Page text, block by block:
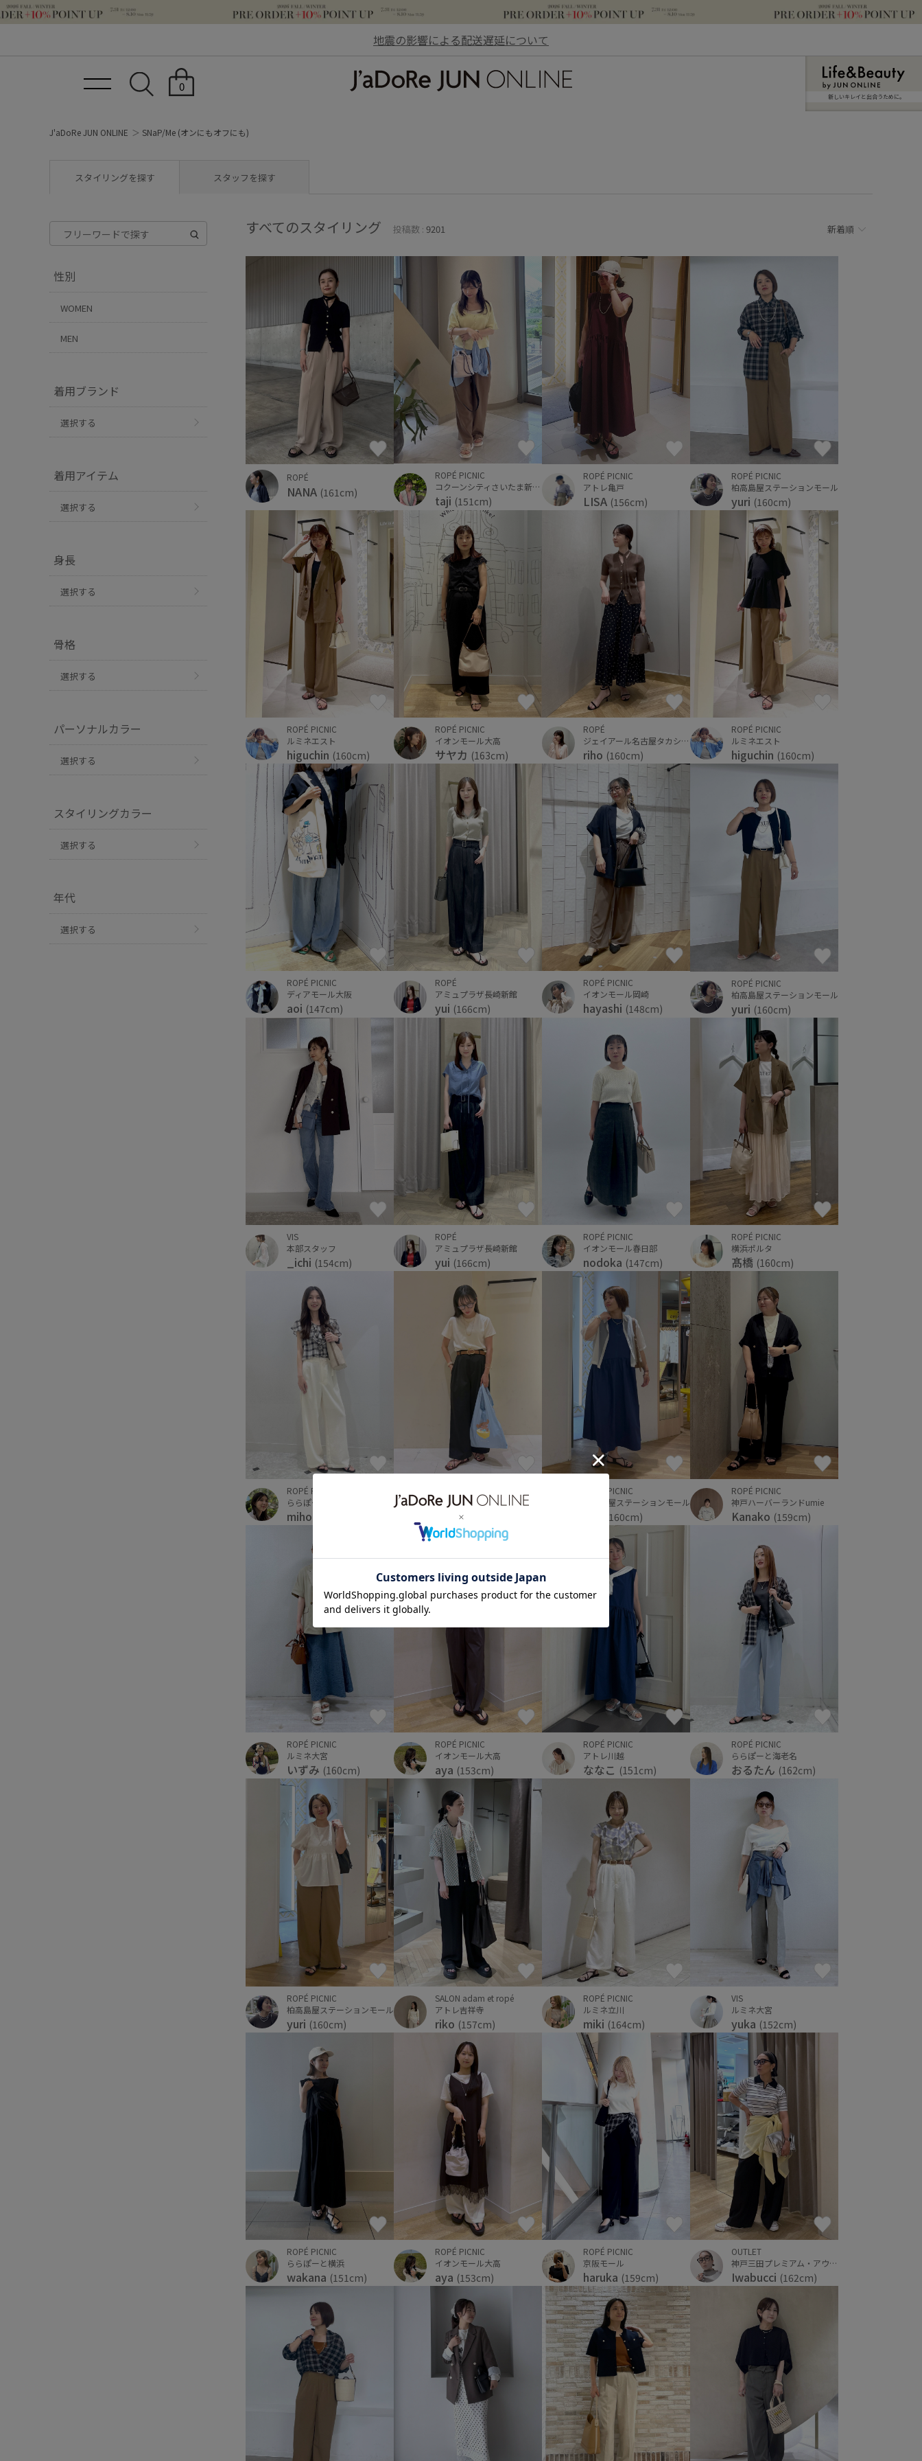
地震の影響による配送遅延について
0
新しいキレイと出合うために。
J'aDoRe JUN ONLINE SNaP/Me (オンにもオフにも)
スタイリングを探す スタッフを探す
性別
WOMEN
MEN
着用ブランド
選択する
着用アイテム
選択する
身長
選択する
骨格
選択する
パーソナルカラー
選択する
スタイリングカラー
選択する
年代
選択する
すべてのスタイリング 投稿数 : 9201 新着順
ROPÉ
NANA (161cm)
ROPÉ PICNIC
コクーンシティさいたま新都心
taji (151cm)
ROPÉ PICNIC
アトレ亀戸
LISA (156cm)
ROPÉ PICNIC
柏高島屋ステーションモール
yuri (160cm)
ROPÉ PICNIC
ルミネエスト
higuchin (160cm)
ROPÉ PICNIC
イオンモール大高
サヤカ (163cm)
ROPÉ
ジェイアール名古屋タカシマヤ
riho (160cm)
ROPÉ PICNIC
ルミネエスト
higuchin (160cm)
ROPÉ PICNIC
ディアモール大阪
aoi (147cm)
ROPÉ
アミュプラザ長崎新館
yui (166cm)
ROPÉ PICNIC
イオンモール岡崎
hayashi (148cm)
ROPÉ PICNIC
柏高島屋ステーションモール
yuri (160cm)
VIS
本部スタッフ
_ichi (154cm)
ROPÉ
アミュプラザ長崎新館
yui (166cm)
ROPÉ PICNIC
イオンモール春日部
nodoka (147cm)
ROPÉ PICNIC
横浜ポルタ
髙橋 (160cm)
ROPÉ PICNIC
ららぽーと海老名
miho
イオンモール広島府中
NACHI
ROPÉ PICNIC
柏高島屋ステーションモール
(160cm)
ROPÉ PICNIC
神戸ハーバーランドumie
Kanako (159cm)
ROPÉ PICNIC
ルミネ大宮
いずみ (160cm)
ROPÉ PICNIC
イオンモール大高
aya (153cm)
ROPÉ PICNIC
アトレ川越
ななこ (151cm)
ROPÉ PICNIC
ららぽーと海老名
おるたん (162cm)
ROPÉ PICNIC
柏高島屋ステーションモール
yuri (160cm)
SALON adam et ropé
アトレ吉祥寺
riko (157cm)
ROPÉ PICNIC
ルミネ立川
miki (164cm)
VIS
ルミネ大宮
yuka (152cm)
ROPÉ PICNIC
ららぽーと横浜
wakana (151cm)
ROPÉ PICNIC
イオンモール大高
aya (153cm)
ROPÉ PICNIC
京阪モール
haruka (159cm)
OUTLET
神戸三田プレミアム・アウトレット
Iwabucci (162cm)